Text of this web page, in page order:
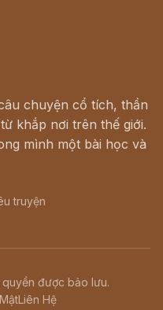
chuyện cổ tích, thần
khắp nơi trên thế giới.
mình một bài học và
truyện
được bảo lưu.
Liên Hệ